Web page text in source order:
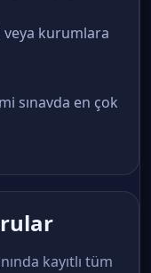
veya kurumlara
sınavda en çok
kayıtlı tüm